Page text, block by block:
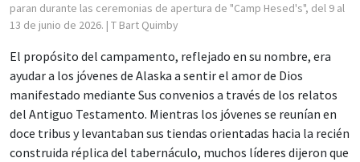
paran durante las ceremonias de apertura de "Camp Hesed's", del 9 al
13 de junio de 2026. | T Bart Quimby
El propósito del campamento, reflejado en su nombre, era
ayudar a los jóvenes de Alaska a sentir el amor de Dios
manifestado mediante Sus convenios a través de los relatos
del Antiguo Testamento. Mientras los jóvenes se reunían en
doce tribus y levantaban sus tiendas orientadas hacia la recién
construida réplica del tabernáculo, muchos líderes dijeron que